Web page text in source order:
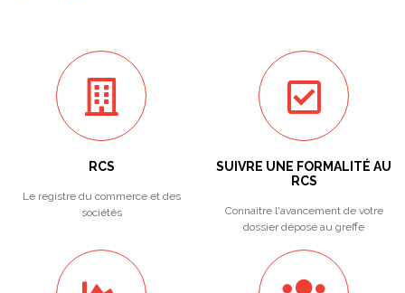
RCS
Le registre du commerce et des
sociétés
SUIVRE UNE FORMALITÉ AU
RCS
Connaitre l'avancement de votre
dossier déposé au greffe